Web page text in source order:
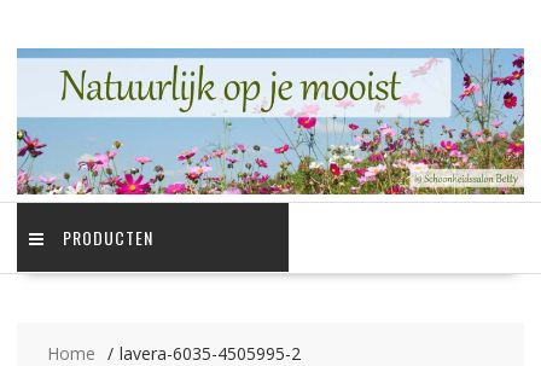
de
PRODUCTEN
Home lavera-6035-4505995-2